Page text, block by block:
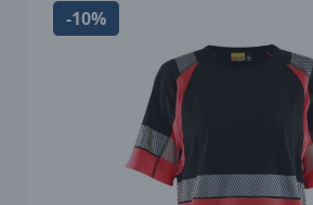
-10%